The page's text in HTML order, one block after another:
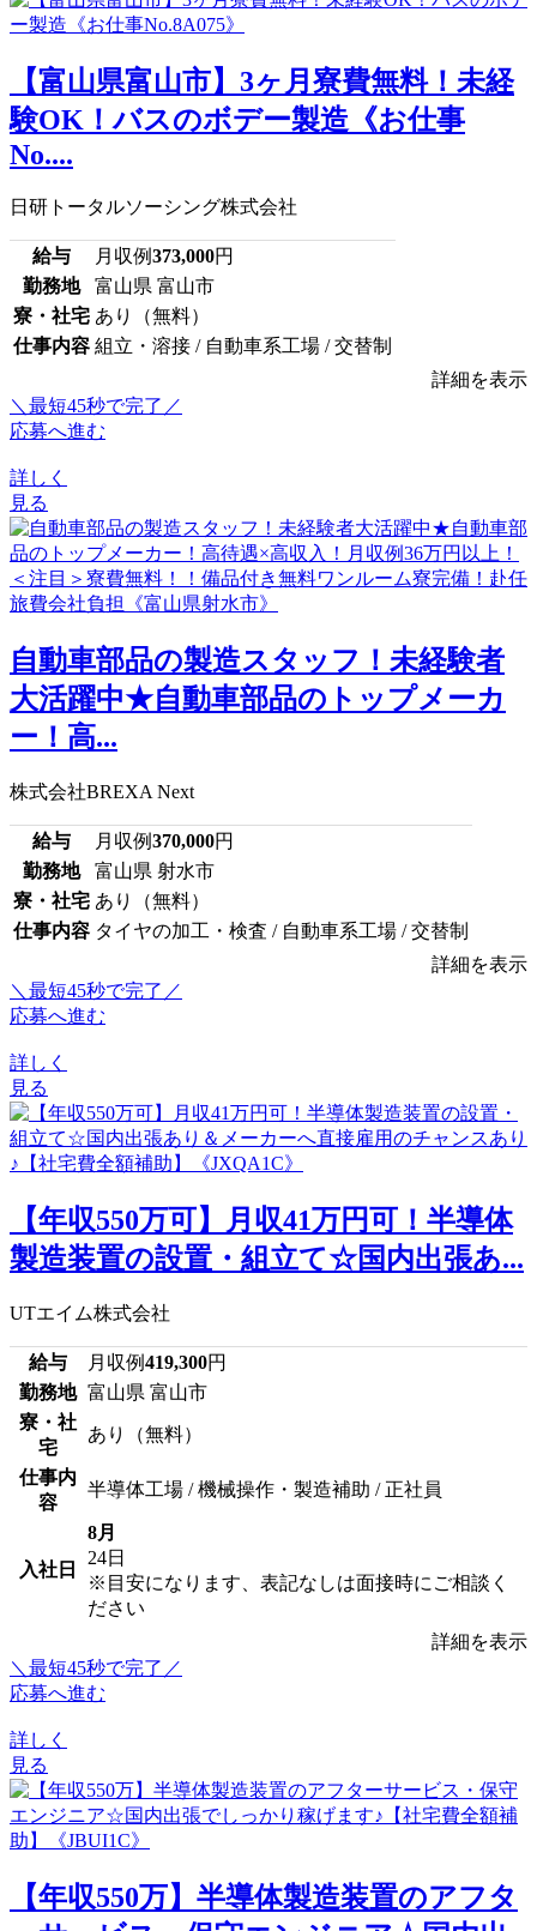
【富山県富山市】3ヶ月寮費無料！未経
験OK！バスのボデー製造《お仕事
No....
日研トータルソーシング株式会社
給与 月収例373,000円
勤務地
富山県 富山市
寮・社宅 あり（無料）
仕事内容 組立・溶接 / 自動車系工場 / 交替制
詳細を表示
＼最短45秒で完了／
応募へ進む
詳しく
見る
自動車部品の製造スタッフ！未経験者
大活躍中★自動車部品のトップメーカ
ー！高...
株式会社BREXA Next
給与 月収例370,000円
勤務地
富山県 射水市
寮・社宅 あり（無料）
仕事内容 タイヤの加工・検査 / 自動車系工場 / 交替制
詳細を表示
＼最短45秒で完了／
応募へ進む
詳しく
見る
【年収550万可】月収41万円可！半導体
製造装置の設置・組立て☆国内出張あ...
UTエイム株式会社
給与 月収例419,300円
勤務地 富山県 富山市
寮・社
宅
あり（無料）
仕事内
容
半導体工場 / 機械操作・製造補助 / 正社員
入社日
8月
24日
※目安になります、表記なしは面接時にご相談く
ださい
詳細を表示
＼最短45秒で完了／
応募へ進む
詳しく
見る
【年収550万】半導体製造装置のアフタ